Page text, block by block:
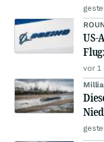
US-
vor 1